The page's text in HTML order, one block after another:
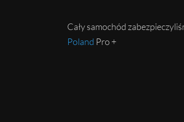
Cały samochód
Poland Pro +